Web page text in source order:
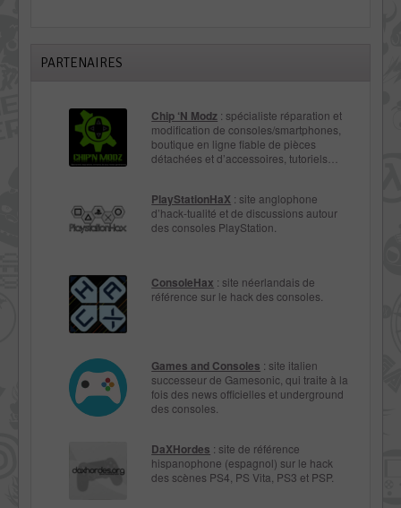
PARTENAIRES
Chip ‘N Modz : spécialiste réparation et
modification de consoles/smartphones,
boutique en ligne fiable de pièces
détachées et d’accessoires, tutoriels…
PlayStationHaX : site anglophone
d’hack-tualité et de discussions autour
des consoles PlayStation.
ConsoleHax : site néerlandais de
référence sur le hack des consoles.
Games and Consoles : site italien
successeur de Gamesonic, qui traite à la
fois des news officielles et underground
des consoles.
DaXHordes : site de référence
hispanophone (espagnol) sur le hack
des scènes PS4, PS Vita, PS3 et PSP.